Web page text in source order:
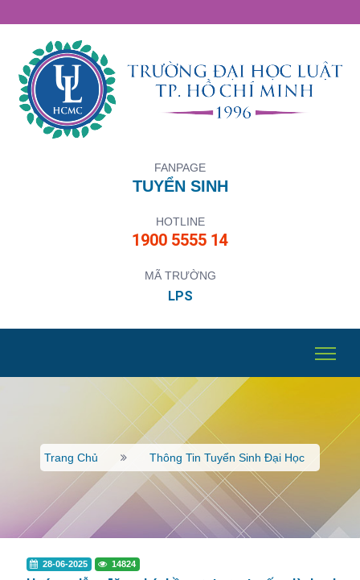
FANPAGE
TUYỂN SINH
HOTLINE
1900 5555 14
MÃ TRƯỜNG
LPS
Trang Chủ Thông Tin Tuyển Sinh Đại Học
28-06-2025 14824